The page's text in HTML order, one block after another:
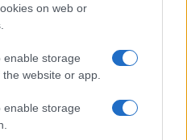
on web or
enable storage
website or app.
enable storage
új funkciókkal érkezik idén
17 Pro (képekkel)
lehet a széria